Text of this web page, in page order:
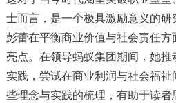
士而言，是一个极具激励意义的研
彭蕾在平衡商业价值与社会责任
亮点。在领导蚂蚁集团期间，她
实践，尝试在商业利润与社会福
些理念与实践的梳理，有助于读